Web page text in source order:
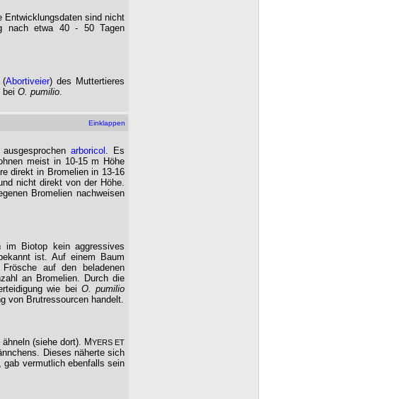
Entwicklungsdaten sind nicht
nach etwa 40 - 50 Tagen
(Abortiveier) des Muttertieres
bei O. pumilio
Einklappen
arboricol
. Es
meist in 10-15 m Höhe
direkt in Bromelien in 13-16
nicht direkt von der Höhe.
Bromelien nachweisen
im Biotop kein aggressives
ist. Auf einem Baum
auf den beladenen
an Bromelien. Durch die
wie bei O. pumilio
von Brutressourcen handelt.
ähneln (siehe dort). MYERS ET
Dieses näherte sich
gab vermutlich ebenfalls sein